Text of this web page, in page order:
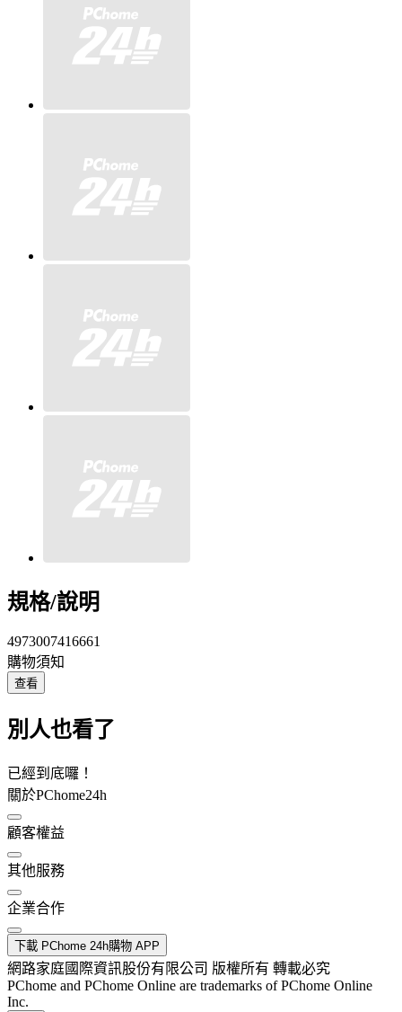
規格/說明
4973007416661
購物須知
查看
別人也看了
已經到底囉！
關於PChome24h
顧客權益
其他服務
企業合作
下載 PChome 24h購物 APP
網路家庭國際資訊股份有限公司 版權所有 轉載必究
PChome and PChome Online are trademarks of PChome Online
Inc.